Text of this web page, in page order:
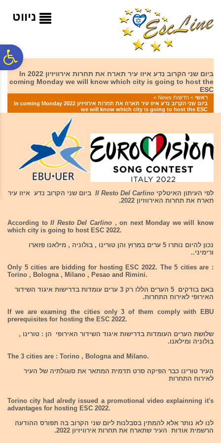
המרכזי
ניווט
ביום שני הקרוב נדע איזו עיר תארח את תחרות אירוויזיון 2022 In
coming Monday we will know which city is going to host the
ESC
ראשי > חדשות News
>
ביום שני הקרוב נדע איזו עיר תארח את תחרות אירוויזיון 2022 In coming Monday
we will know which city is going to host the ESC
לפי העיתון האיטלקי
ביום שני הקרוב נדע איזו עיר
תארח את תחרות האירווזיון 2022.
According toIl Resto Del Carlino , on next Monday we will know
which city is going to host ESC 2022.
נכון להיום נותרו 5 ערים במרוץ והן טורינו , בולוניה , מילאנו פזארו
ורימיני..
Only 5 cities are bidding for hosting ESC 2022. The 5 cities are :
Torino , Bologna , Milano , Pesao and Rimini.
באם בודקים 5 הערים הללו רק 3 ערים עומדות בדרישות איגוד השידור
האירופי לאירוח התחרות.
If we are examing the cities only 3 of them comply with EBU
prerequisites for hosting the ESC 2022.
שלושת הערים העומדות בדרישות איגוד השידור האירופי הן : טורינו ,
בולוניה ומילאנו.
The 3 cities are : Torino , Bologna and Milano.
העיר טורינו כבר הפיקה סרט תדמית המתאר את סוגולתיה של העיר
לאירוח התחרות
Torino city had alredy issued a promotional video explainning it's
advantages for hosting ESC 2022.
לנו לא נותר אלא להמתין בסבלנות ליום שני הקרוב בה תפורס ההודעה
הרשמית אודות העיר שתארח את תחרות אירוויזיון 2022.